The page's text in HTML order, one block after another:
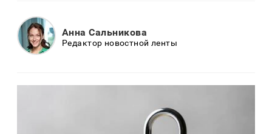
Анна Сальникова
Редактор новостной ленты